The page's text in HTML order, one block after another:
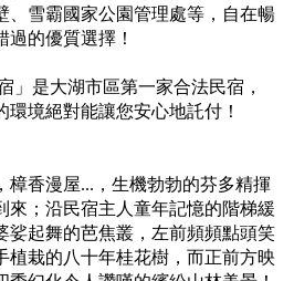
、雪霸國家公園管理處等，自在暢
的優質選擇！
」是大湖市區第一家合法民宿，
環境絕對能讓您安心地託付！
樟香漫屋...，生機勃勃的芬多精揮
來；沿民宿主人童年記憶的階梯緩
娑起舞的芭焦叢，左前頻頻點頭笑
植栽的八十年桂花樹，而正前方映